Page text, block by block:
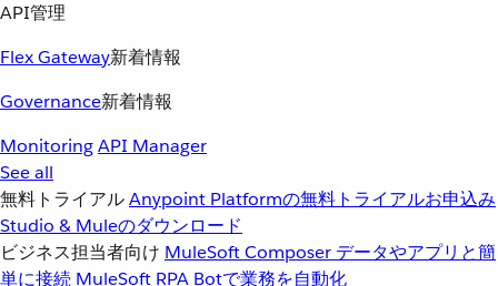
API管理
Flex Gateway新着情報
Governance新着情報
MonitoringAPI Manager
See all
無料トライアルAnypoint Platformの無料トライアルお申込み
Studio & Muleのダウンロード
ビジネス担当者向け MuleSoft Composer データやアプリと簡
単に接続 MuleSoft RPA Botで業務を自動化